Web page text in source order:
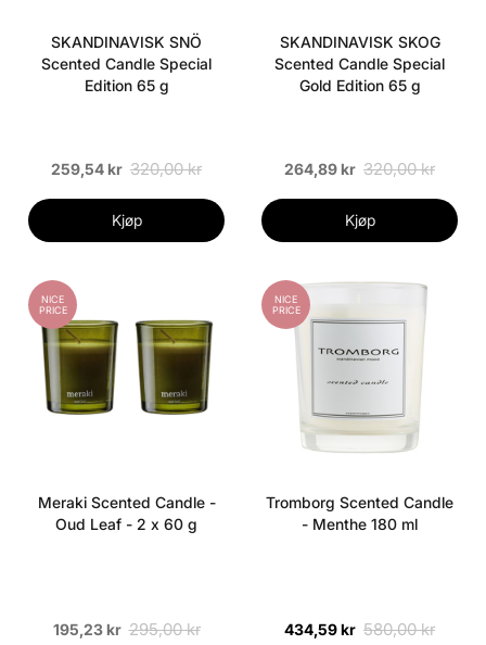
SKANDINAVISK SNÖ
Scented Candle Special
Edition 65 g
259,54 kr 320,00 kr
Kjøp
SKANDINAVISK SKOG
Scented Candle Special
Gold Edition 65 g
264,89 kr 320,00 kr
Kjøp
NICE
PRICE
Meraki Scented Candle -
Oud Leaf - 2 x 60 g
195,23 kr 295,00 kr
NICE
PRICE
Tromborg Scented Candle
- Menthe 180 ml
434,59 kr 580,00 kr